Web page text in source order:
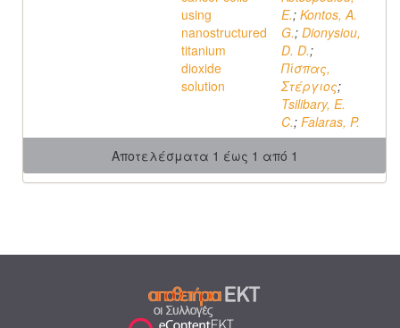
using
nanostructured
titanium
dioxide
solution
E.; Kontos, A.
G.; Dionysiou,
D. D.;
Πίσπας,
Στέργιος;
Tsilibary, E.
C.; Falaras, P.
Αποτελέσματα 1 έως 1 από 1